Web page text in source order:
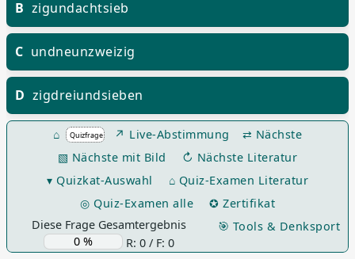
B zigundachtsieb
C undneunzweizig
D zigdreiundsieben
⌂ ↗ Live-Abstimmung
⇄ Nächste
▧ Nächste mit Bild
↻ Nächste Literatur
▾ Quizkat-Auswahl
⌂ Quiz-Examen Literatur
◎ Quiz-Examen alle
✪ Zertifikat
🎯 Tools & Denksport
Diese Frage Gesamtergebnis
R: 0 / F: 0